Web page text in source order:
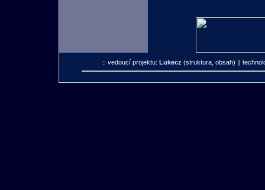
:: vedoucí projektu: Lukecz (struktura, obsah) ||